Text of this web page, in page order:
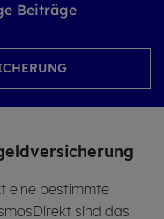
Beiträge
eine bestimmte
sind das